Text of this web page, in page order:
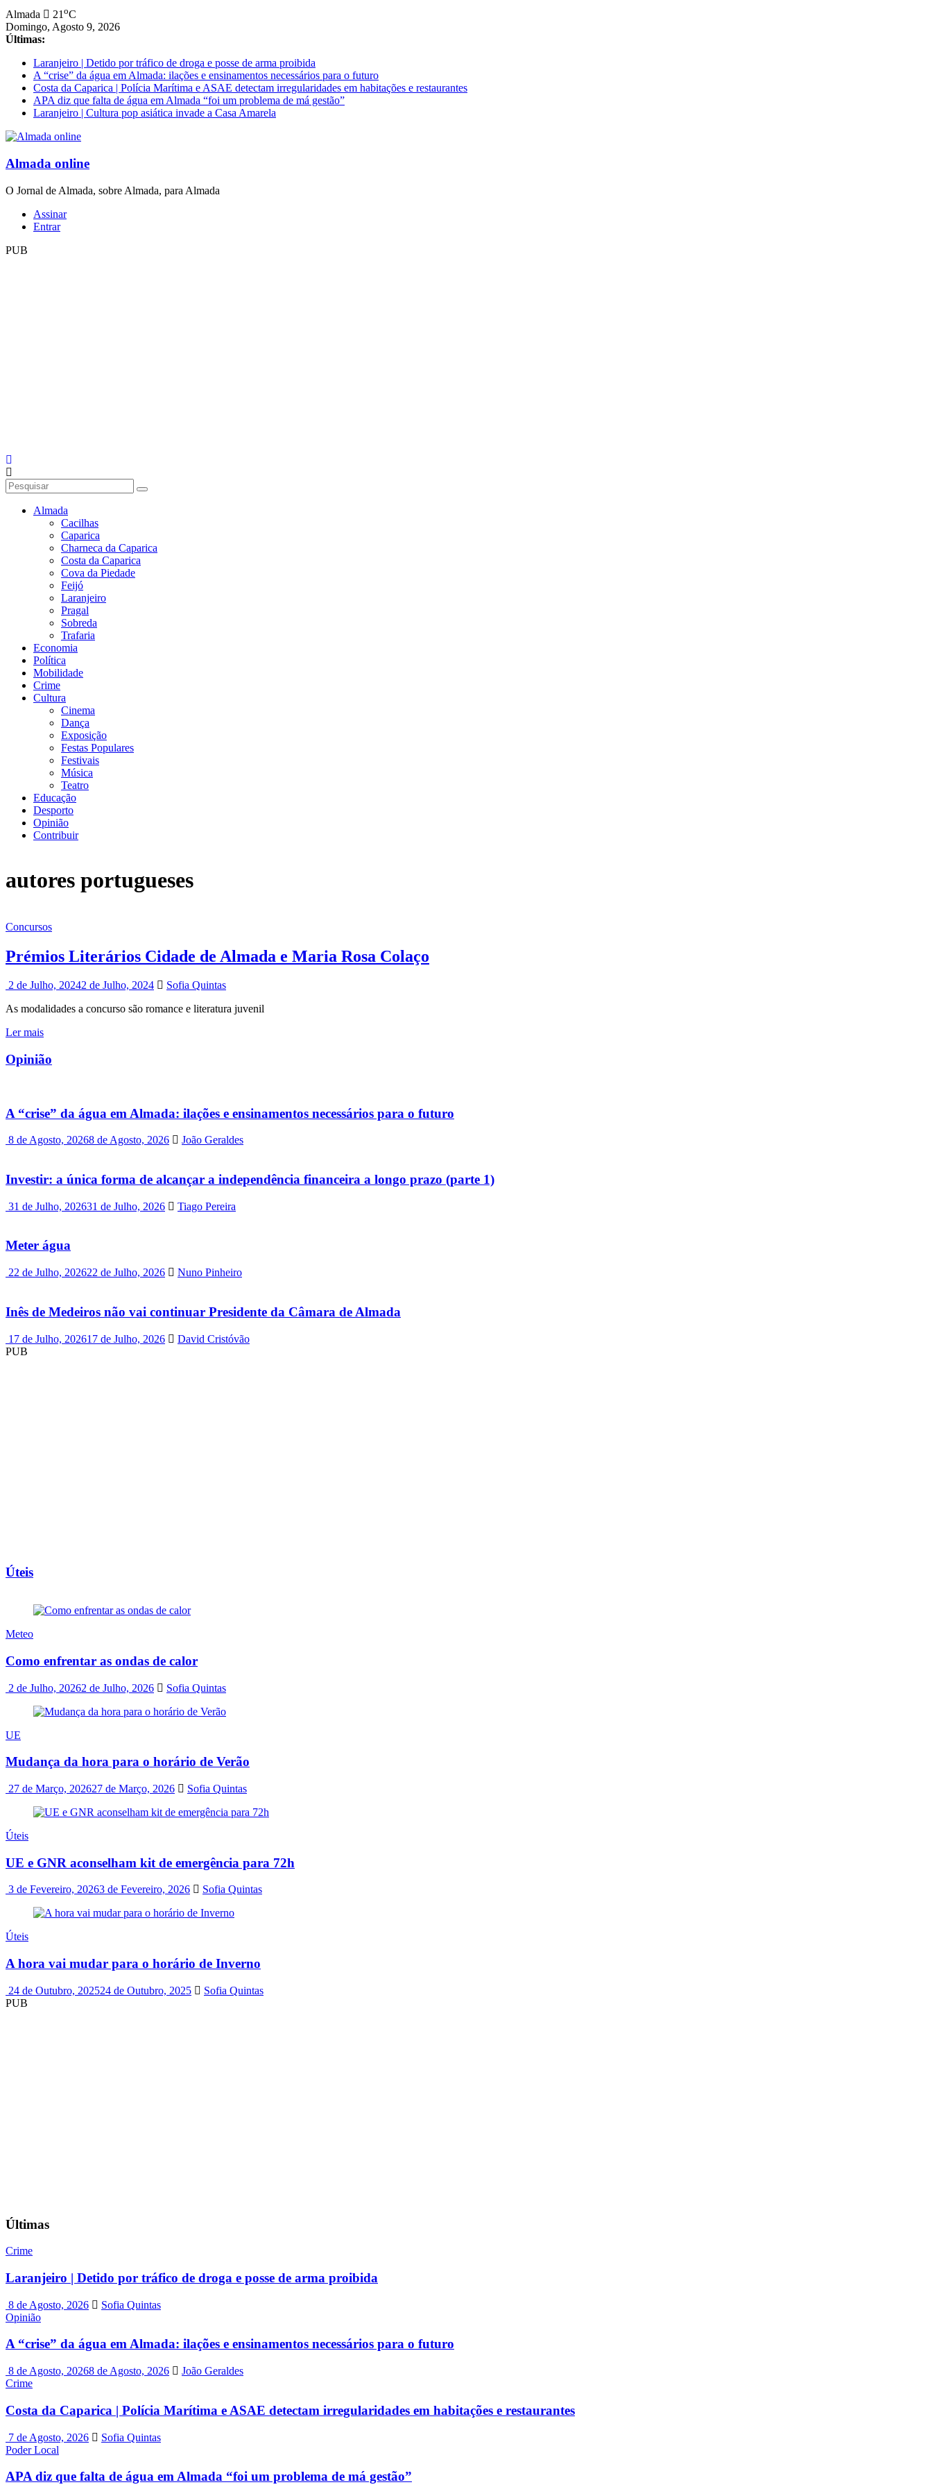
Saltar
para
conteúdo
Almada 21 oC
Domingo, Agosto 9, 2026
Últimas:
Laranjeiro | Detido por tráfico de droga e posse de arma proibida
A “crise” da água em Almada: ilações e ensinamentos necessários para o futuro
Costa da Caparica | Polícia Marítima e ASAE detectam irregularidades em habitações e restaurantes
APA diz que falta de água em Almada “foi um problema de má gestão”
Laranjeiro | Cultura pop asiática invade a Casa Amarela
Almada online
O Jornal de Almada, sobre Almada, para Almada
Assinar
Entrar
PUB
Almada
Cacilhas
Caparica
Charneca da Caparica
Costa da Caparica
Cova da Piedade
Feijó
Laranjeiro
Pragal
Sobreda
Trafaria
Economia
Política
Mobilidade
Crime
Cultura
Cinema
Dança
Exposição
Festas Populares
Festivais
Música
Teatro
Educação
Desporto
Opinião
Contribuir
autores portugueses
Concursos
Prémios Literários Cidade de Almada e Maria Rosa Colaço
2 de Julho, 20242 de Julho, 2024
Sofia Quintas
As modalidades a concurso são romance e literatura juvenil
Ler mais
Opinião
A “crise” da água em Almada: ilações e ensinamentos necessários para o futuro
8 de Agosto, 20268 de Agosto, 2026 João Geraldes
Investir: a única forma de alcançar a independência financeira a longo prazo (parte 1)
31 de Julho, 202631 de Julho, 2026 Tiago Pereira
Meter água
22 de Julho, 202622 de Julho, 2026 Nuno Pinheiro
Inês de Medeiros não vai continuar Presidente da Câmara de Almada
17 de Julho, 202617 de Julho, 2026
David Cristóvão
PUB
Úteis
Meteo
Como enfrentar as ondas de calor
2 de Julho, 20262 de Julho, 2026 Sofia Quintas
UE
Mudança da hora para o horário de Verão
27 de Março, 202627 de Março, 2026 Sofia Quintas
Úteis
UE e GNR aconselham kit de emergência para 72h
3 de Fevereiro, 20263 de Fevereiro, 2026 Sofia Quintas
Úteis
A hora vai mudar para o horário de Inverno
24 de Outubro, 202524 de Outubro, 2025
Sofia Quintas
PUB
Últimas
Crime
Laranjeiro | Detido por tráfico de droga e posse de arma proibida
8 de Agosto, 2026
Sofia Quintas
Opinião
A “crise” da água em Almada: ilações e ensinamentos necessários para o futuro
8 de Agosto, 20268 de Agosto, 2026
João Geraldes
Crime
Costa da Caparica | Polícia Marítima e ASAE detectam irregularidades em habitações e restaurantes
7 de Agosto, 2026
Sofia Quintas
Poder Local
APA diz que falta de água em Almada “foi um problema de má gestão”